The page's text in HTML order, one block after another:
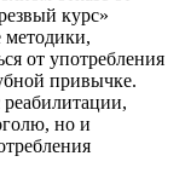
курс»
методики,
от употребления
привычке.
но и